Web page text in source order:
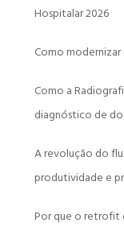
Hospitalar 2026
Como
Como a
diagnóstico de
A revolução do
produtividade e
Por que o retrofit